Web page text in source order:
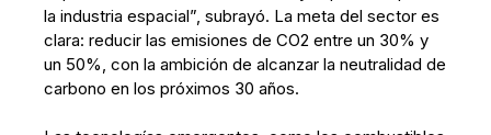
la industria espacial”, subrayó. La meta del sector es
clara: reducir las emisiones de CO2 entre un 30% y
un 50%, con la ambición de alcanzar la neutralidad de
carbono en los próximos 30 años.